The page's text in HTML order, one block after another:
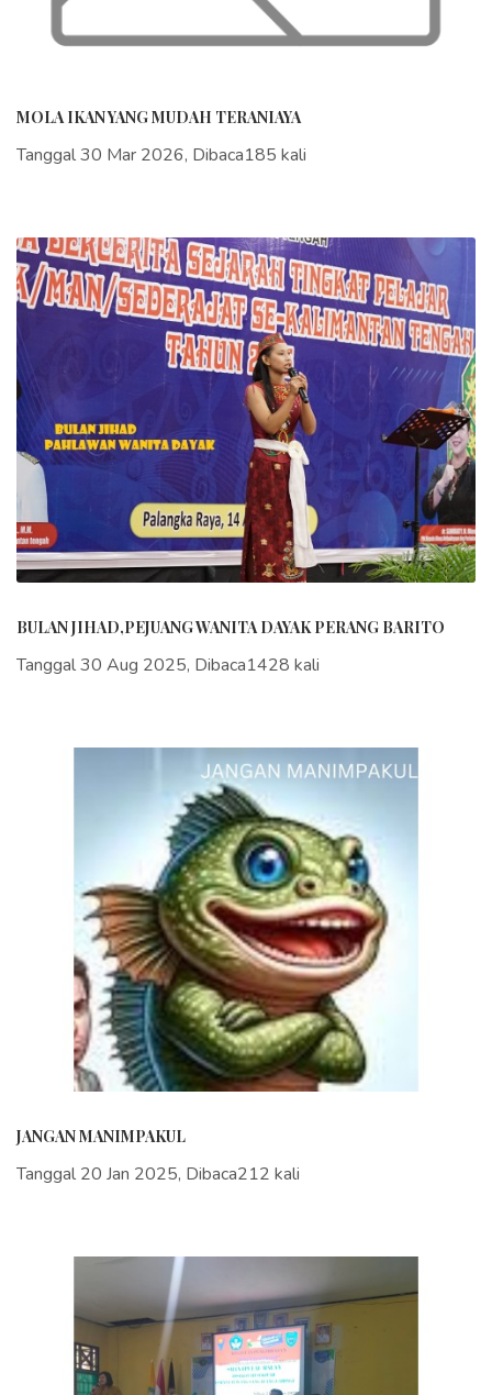
MOLA IKAN YANG MUDAH TERANIAYA
Tanggal 30 Mar 2026, Dibaca185 kali
BULAN JIHAD,PEJUANG WANITA DAYAK PERANG BARITO
Tanggal 30 Aug 2025, Dibaca1428 kali
JANGAN MANIMPAKUL
Tanggal 20 Jan 2025, Dibaca212 kali